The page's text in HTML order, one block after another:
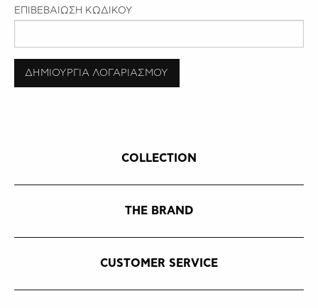
ΕΠΙΒΕΒΑΙΩΣΗ ΚΩΔΙΚΟΥ
ΔΗΜΙΟΥΡΓΙΑ ΛΟΓΑΡΙΑΣΜΟΥ
COLLECTION
THE BRAND
CUSTOMER SERVICE